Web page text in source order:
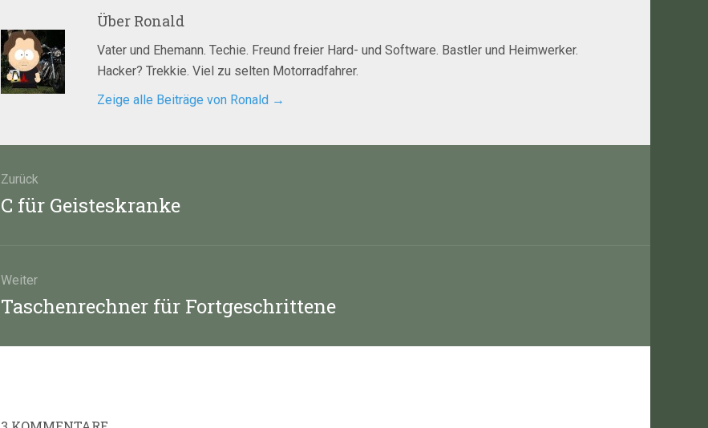
Über Ronald
Vater und Ehemann. Techie. Freund freier Hard- und Software. Bastler und Heimwerker.
Hacker? Trekkie. Viel zu selten Motorradfahrer.
Zeige alle Beiträge von Ronald →
Zurück
Vorheriger
C für Geisteskranke
Weiter
Nächster
Taschenrechner für Fortgeschrittene